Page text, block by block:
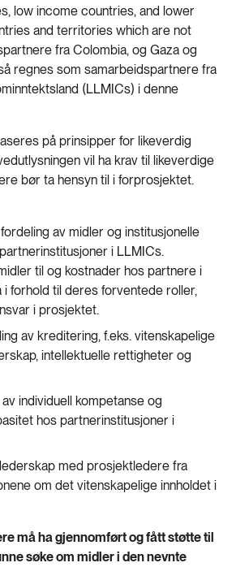
low income countries, and lower
and territories which are not
fra Colombia, og Gaza og
regnes som samarbeidspartnere fra
(LLMICs) i denne
på prinsipper for likeverdig
vil ha krav til likeverdige
bør ta hensyn til i forprosjektet.
av midler og institusjonelle
i LLMICs.
til og kostnader hos partnere i
i forhold til deres forventede roller,
i prosjektet.
av kreditering, f.eks. vitenskapelige
intellektuelle rettigheter og
individuell kompetanse og
hos partnerinstitusjoner i
med prosjektledere fra
om det vitenskapelige innholdet i
må ha gjennomført og fått støtte til
søke om midler i den nevnte